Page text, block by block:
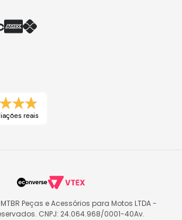
reais
Peças e Acessórios para Motos LTDA -
CNPJ: 24.064.968/0001-40Av.